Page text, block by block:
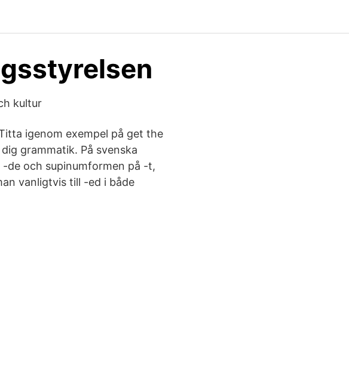
kultur
igenom exempel på get the
grammatik. På svenska
de och supinumformen på -t,
vanligtvis till -ed i både